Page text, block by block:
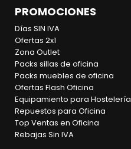
PROMOCIONES
Días SIN IVA
Ofertas 2x1
Zona Outlet
Packs sillas de oficina
Packs muebles de oficina
Ofertas Flash Oficina
Equipamiento para Hostelería
Repuestos para Oficina
Top Ventas en Oficina
Rebajas Sin IVA